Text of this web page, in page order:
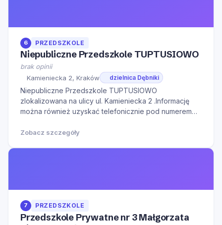
6 PRZEDSZKOLE
Niepubliczne Przedszkole TUPTUSIOWO
brak opinii
Kamieniecka 2, Kraków
dzielnica Dębniki
Niepubliczne Przedszkole TUPTUSIOWO
zlokalizowana na ulicy ul. Kamieniecka 2 .Informację
można również uzyskać telefonicznie pod numerem
kontaktu w godzinach otwarcia oraz na Naszą stronę
Zobacz szczegóły
7 PRZEDSZKOLE
Przedszkole Prywatne nr 3 Małgorzata